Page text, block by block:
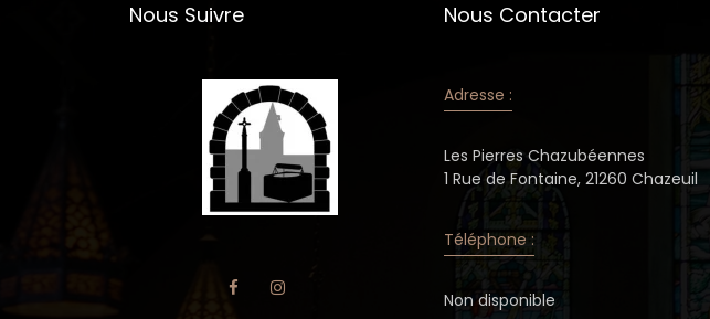
Nous Suivre Nous Contacter
Adresse :
Les Pierres Chazubéennes
1 Rue de Fontaine, 21260 Chazeuil
Téléphone :
Non disponible